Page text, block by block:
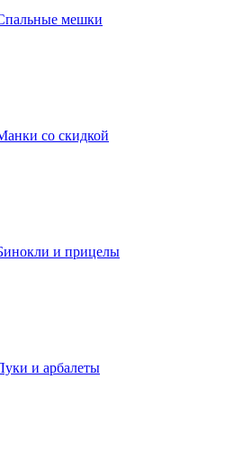
мешки
со скидкой
и прицелы
и арбалеты